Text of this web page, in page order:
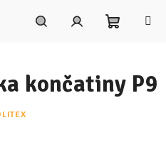
košík
končatiny P9